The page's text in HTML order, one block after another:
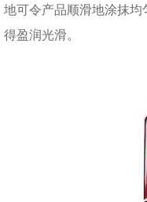
地可令产品顺滑地涂抹
得盈润光滑。